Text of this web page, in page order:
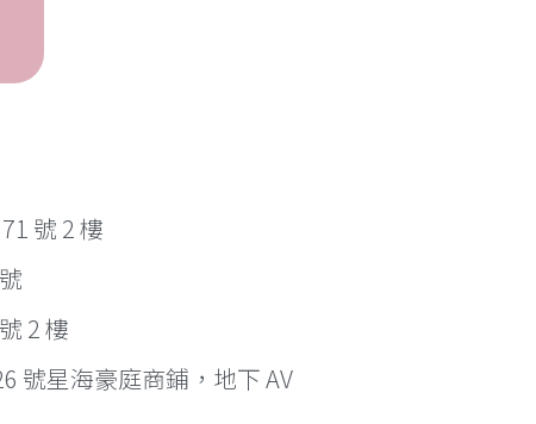
號 2 樓
2 樓
號星海豪庭商鋪，地下 AV